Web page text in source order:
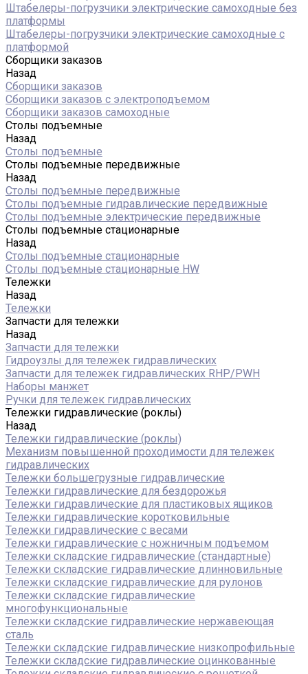
Штабелеры-погрузчики электрические самоходные без
платформы
Штабелеры-погрузчики электрические самоходные с
платформой
Сборщики заказов
Назад
Сборщики заказов
Сборщики заказов с электроподъемом
Сборщики заказов самоходные
Столы подъемные
Назад
Столы подъемные
Столы подъемные передвижные
Назад
Столы подъемные передвижные
Столы подъемные гидравлические передвижные
Столы подъемные электрические передвижные
Столы подъемные стационарные
Назад
Столы подъемные стационарные
Столы подъемные стационарные HW
Тележки
Назад
Тележки
Запчасти для тележки
Назад
Запчасти для тележки
Гидроузлы для тележек гидравлических
Запчасти для тележек гидравлических RHP/PWH
Наборы манжет
Ручки для тележек гидравлических
Тележки гидравлические (роклы)
Назад
Тележки гидравлические (роклы)
Механизм повышенной проходимости для тележек
гидравлических
Тележки большегрузные гидравлические
Тележки гидравлические для бездорожья
Тележки гидравлические для пластиковых ящиков
Тележки гидравлические коротковильные
Тележки гидравлические с весами
Тележки гидравлические с ножничным подъемом
Тележки складские гидравлические (стандартные)
Тележки складские гидравлические длинновильные
Тележки складские гидравлические для рулонов
Тележки складские гидравлические
многофункциональные
Тележки складские гидравлические нержавеющая
сталь
Тележки складские гидравлические низкопрофильные
Тележки складские гидравлические оцинкованные